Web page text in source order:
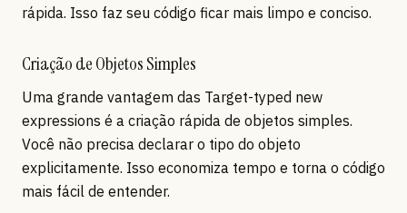
rápida. Isso faz seu código ficar mais limpo e conciso.
Criação de Objetos Simples
Uma grande vantagem das Target-typed new
expressions é a criação rápida de objetos simples.
Você não precisa declarar o tipo do objeto
explicitamente. Isso economiza tempo e torna o código
mais fácil de entender.